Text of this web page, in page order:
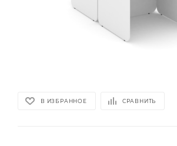
В ИЗБРАННОЕ СРАВНИТЬ